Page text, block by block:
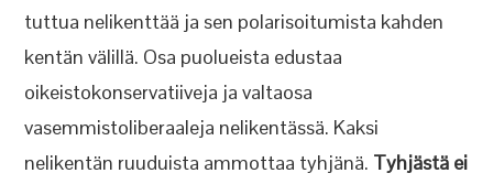
tuttua nelikenttää ja sen polarisoitumista kahden
kentän välillä. Osa puolueista edustaa
oikeistokonservatiiveja ja valtaosa
vasemmistoliberaaleja nelikentässä. Kaksi
nelikentän ruuduista ammottaa tyhjänä. Tyhjästä ei